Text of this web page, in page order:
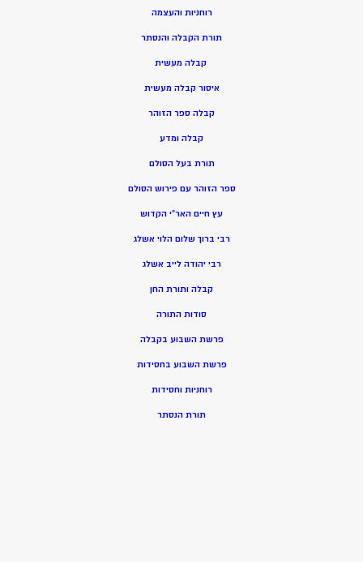
רוחניות והעצמה
תורת הקבלה והנסתר
קבלה מעשית
איסור קבלה מעשית
קבלה ספר הזוהר
קבלה ומדע
תורת בעל הסולם
ספר הזוהר עם פירוש הסולם
עץ חיים האר”י הקדוש
רבי ברוך שלום הלוי אשלג
רבי יהודה לייב אשלג
קבלה ותורת החן
סודות התורה
פרשת השבוע בקבלה
פרשת השבוע בחסידות
רוחניות וחסידות
תורת הנסתר